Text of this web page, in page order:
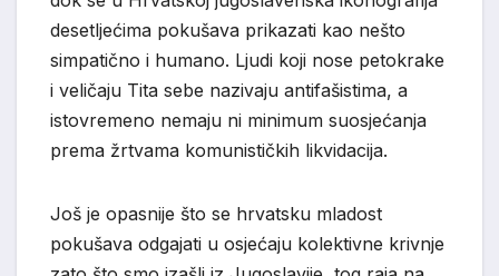
desetljećima pokušava prikazati kao nešto
simpatično i humano. Ljudi koji nose petokrake
i veličaju Tita sebe nazivaju antifašistima, a
istovremeno nemaju ni minimum suosjećanja
prema žrtvama komunističkih likvidacija.
Još je opasnije što se hrvatsku mladost
pokušava odgajati u osjećaju kolektivne krivnje